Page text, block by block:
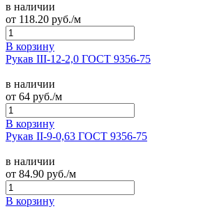
в наличии
от 118.20 руб./м
В корзину
Рукав III-12-2,0 ГОСТ 9356-75
в наличии
от 64 руб./м
В корзину
Рукав II-9-0,63 ГОСТ 9356-75
в наличии
от 84.90 руб./м
В корзину